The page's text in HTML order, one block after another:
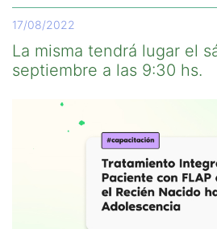
17/08/2022
La misma tendrá lugar el
septiembre a las 9:30 hs.